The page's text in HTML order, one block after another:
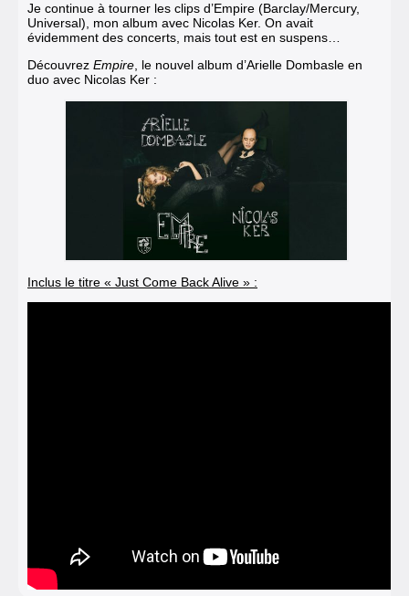
Je continue à tourner les clips d’Empire (Barclay/Mercury,
Universal), mon album avec Nicolas Ker. On avait
évidemment des concerts, mais tout est en suspens…
Découvrez Empire , le nouvel album d’Arielle Dombasle en
duo avec Nicolas Ker :
Inclus le titre « Just Come Back Alive » :